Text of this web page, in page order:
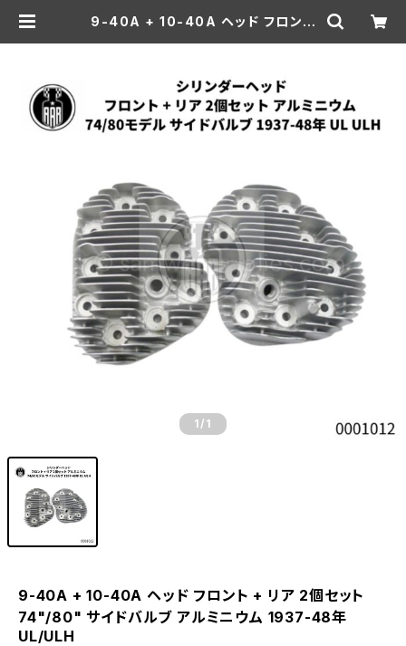
9-40A + 10-40A ヘッド フロント
1 /1
9-40A + 10-40A ヘッド フロント + リア 2個セット
74"/80" サイドバルブ アルミニウム 1937-48年
UL/ULH